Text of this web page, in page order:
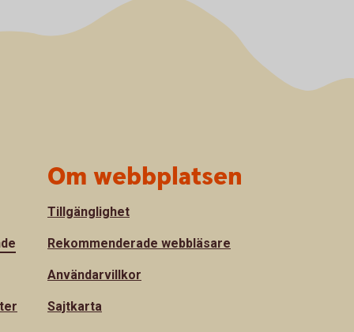
Om webbplatsen
Tillgänglighet
Rekommenderade webbläsare
Användarvillkor
Sajtkarta